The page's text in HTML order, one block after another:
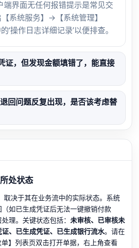
端界面无任何报错提示是常见交
系统服务】→【系统管理】
‘操作日志详细记录’以便排查。
证，但发现金额填错了，能直接
回问题反复出现，是否该考虑替
处状态
取决于其在业务流中的实际状态。系统
如已生成凭证后无法一键撤销付款
理。关键状态包括： 未审核、已审核未
、已生成凭证、已生成银行流水。请在
】列表页双击打开单据，右上角查看